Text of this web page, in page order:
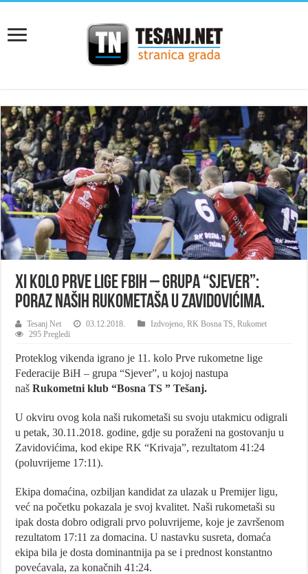
XI kolo Prve lige FBiH – grupa “Sjever”:
Poraz naših rukometaša u Zavidovićima.
Tesanj Net 03.12.2018. Izdvojeno ,RK Bosna TS ,Rukomet
295 Pregledi
Proteklog vikenda igrano je 11. kolo Prve rukometne lige
Federacije BiH – grupa “Sjever”, u kojoj nastupa
našRukometni klub “Bosna TS ” Tešanj.
U okviru ovog kola naši rukometaši su svoju utakmicu odigrali
u petak, 30.11.2018. godine, gdje su poraženi na gostovanju u
Zavidovićima, kod ekipe RK “Krivaja”, rezultatom 41:24
(poluvrijeme 17:11).
Ekipa domaćina, ozbiljan kandidat za ulazak u Premijer ligu,
već na početku pokazala je svoj kvalitet. Naši rukometaši su
ipak dosta dobro odigrali prvo poluvrijeme, koje je završenom
rezultatom 17:11 za domacina. U nastavku susreta, domaća
ekipa bila je dosta dominantnija pa se i prednost konstantno
povećavala, za konačnih 41:24.